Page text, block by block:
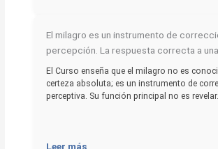
El milagro es un instrumento de
percepción. La respuesta correcta a
El Curso enseña que el milagro no es
certeza absoluta; es un instrumento de
perceptiva. Su función principal no es revelar…
Leer más